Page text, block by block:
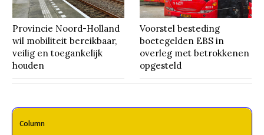
Provincie Noord-Holland
wil mobiliteit bereikbaar,
veilig en toegankelijk
houden
Voorstel besteding
boetegelden EBS in
overleg met betrokkenen
opgesteld
Column